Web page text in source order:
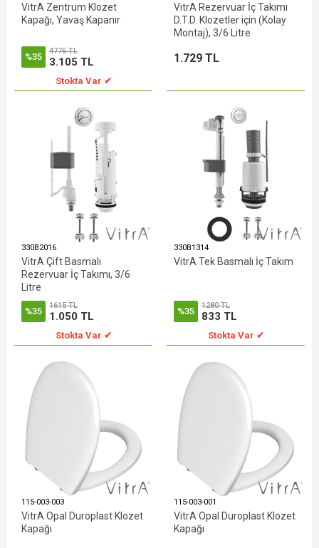
VitrA Zentrum Klozet
Kapağı, Yavaş Kapanır
%35
4776 TL
3.105 TL
Stokta Var ✔
VitrA Rezervuar İç Takımı
D.T.D. Klozetler için (Kolay
Montaj), 3/6 Litre
1.729 TL
330B2016
VitrA Çift Basmalı
Rezervuar İç Takımı, 3/6
Litre
%35
1615 TL
1.050 TL
Stokta Var ✔
330B1314
VitrA Tek Basmalı İç Takım
%35
1280 TL
833 TL
Stokta Var ✔
115-003-003
VitrA Opal Duroplast Klozet
Kapağı
115-003-001
VitrA Opal Duroplast Klozet
Kapağı